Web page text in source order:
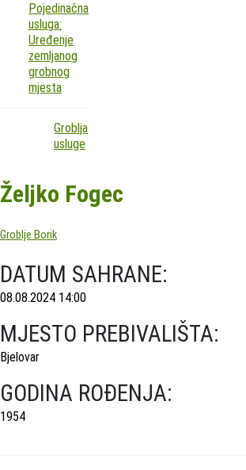
Pojedinačna
usluga:
Uređenje
zemljanog
grobnog
mjesta
Groblja
usluge
Željko Fogec
Groblje Borik
DATUM SAHRANE:
08.08.2024 14:00
MJESTO PREBIVALIŠTA:
Bjelovar
GODINA ROĐENJA:
1954